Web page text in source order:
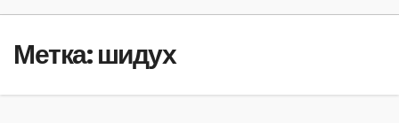
Метка:шидух